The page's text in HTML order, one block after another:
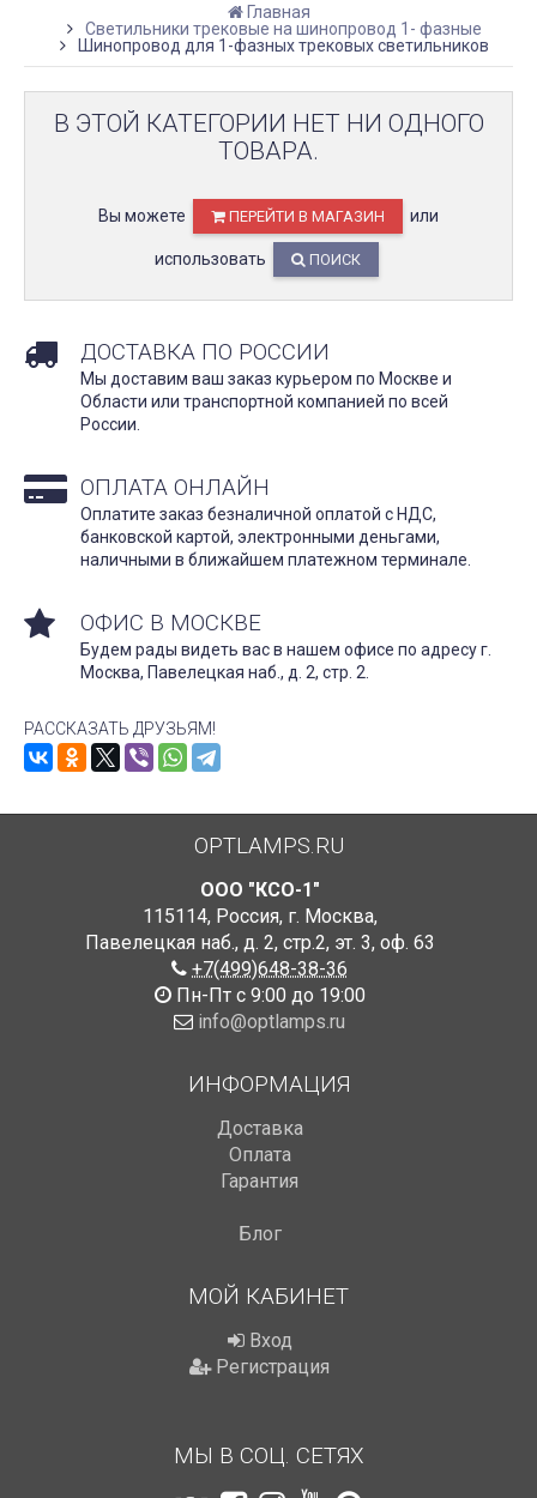
Главная
Светильники трековые на шинопровод 1- фазные
Шинопровод для 1-фазных трековых светильников
В ЭТОЙ КАТЕГОРИИ НЕТ НИ ОДНОГО
ТОВАРА.
Вы можете ПЕРЕЙТИ В МАГАЗИН или
использовать ПОИСК
ДОСТАВКА ПО РОССИИ
Мы доставим ваш заказ курьером по Москве и
Области или транспортной компанией по всей
России.
ОПЛАТА ОНЛАЙН
Оплатите заказ безналичной оплатой с НДС,
банковской картой, электронными деньгами,
наличными в ближайшем платежном терминале.
ОФИС В МОСКВЕ
Будем рады видеть вас в нашем офисе по адресу г.
Москва, Павелецкая наб., д. 2, стр. 2.
РАССКАЗАТЬ ДРУЗЬЯМ!
OPTLAMPS.RU
ООО "КСО-1"
115114, Россия, г. Москва,
Павелецкая наб., д. 2, стр.2, эт. 3, оф. 63
+7(499)648-38-36
Пн-Пт с 9:00 до 19:00
info@optlamps.ru
ИНФОРМАЦИЯ
Доставка
Оплата
Гарантия
Блог
МОЙ КАБИНЕТ
Вход
Регистрация
МЫ В СОЦ. СЕТЯХ